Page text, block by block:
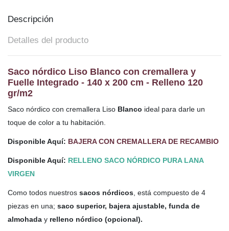
Descripción
Detalles del producto
Saco nórdico Liso Blanco con cremallera y
Fuelle Integrado - 140 x 200 cm - Relleno 120
gr/m2
Saco nórdico con cremallera Liso Blanco ideal para darle un
toque de color a tu habitación.
Disponible Aquí: BAJERA CON CREMALLERA DE RECAMBIO
Disponible Aquí: RELLENO SACO NÓRDICO PURA LANA
VIRGEN
Como todos nuestros sacos nórdicos, está compuesto de 4
piezas en una; saco superior, bajera ajustable, funda de
almohada y relleno nórdico (opcional).